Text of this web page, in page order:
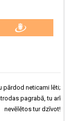
pārdod neticami lēti;
pagrabā, tu arī
nevēlētos tur dzīvot!